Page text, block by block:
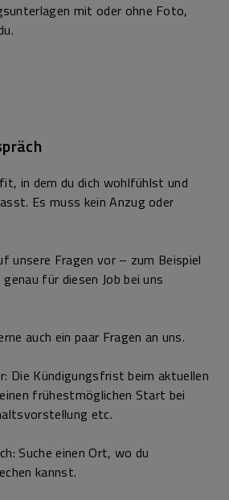
mit oder ohne Foto,
in dem du dich wohlfühlst und
Es muss kein Anzug oder
unsere Fragen vor – zum Beispiel
für diesen Job bei uns
auch ein paar Fragen an uns.
Die Kündigungs­frist beim aktuellen
frühest­möglichen Start bei
etc.
Suche einen Ort, wo du
kannst.